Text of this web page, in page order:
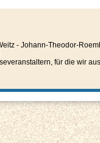
- Johann-Theodor-
für die wir